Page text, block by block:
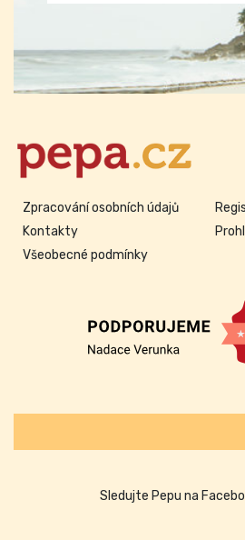
Zpracování osobních údajů
Kontakty
Všeobecné podmínky
Sledujte Pepu na